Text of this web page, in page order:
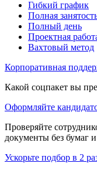
Гибкий график
Полная
Полный день
Проектная
Вахтовый метод
Корпоративная
Какой соцпакет вы
Оформляйте
Проверяйте
документы без бумаг
Ускорьте подбор в 2